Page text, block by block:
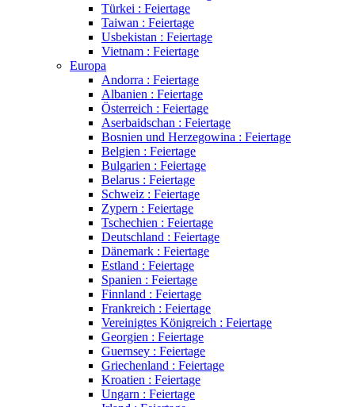
Türkei : Feiertage
Taiwan : Feiertage
Usbekistan : Feiertage
Vietnam : Feiertage
Europa
Andorra : Feiertage
Albanien : Feiertage
Österreich : Feiertage
Aserbaidschan : Feiertage
Bosnien und Herzegowina : Feiertage
Belgien : Feiertage
Bulgarien : Feiertage
Belarus : Feiertage
Schweiz : Feiertage
Zypern : Feiertage
Tschechien : Feiertage
Deutschland : Feiertage
Dänemark : Feiertage
Estland : Feiertage
Spanien : Feiertage
Finnland : Feiertage
Frankreich : Feiertage
Vereinigtes Königreich : Feiertage
Georgien : Feiertage
Guernsey : Feiertage
Griechenland : Feiertage
Kroatien : Feiertage
Ungarn : Feiertage